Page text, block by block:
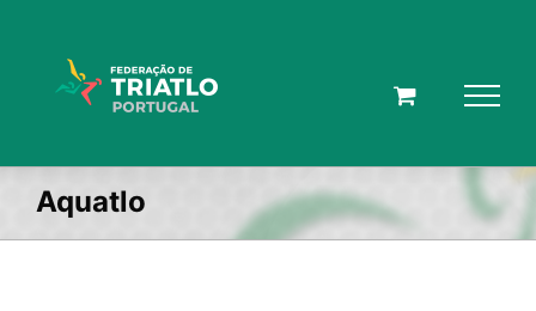
Aquatlo